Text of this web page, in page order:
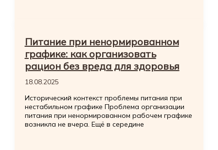
Питание при ненормированном
графике: как организовать
рацион без вреда для здоровья
18.08.2025
Исторический контекст проблемы питания при
нестабильном графике Проблема организации
питания при ненормированном рабочем графике
возникла не вчера. Ещё в середине